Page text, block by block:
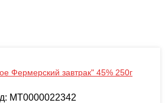
Фермерский завтрак" 45% 250г
MT0000022342